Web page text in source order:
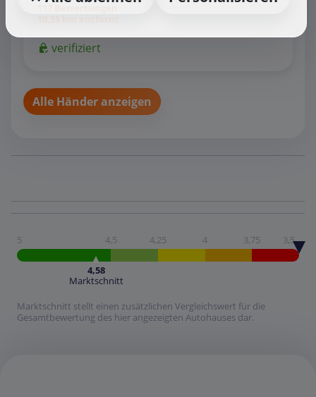
verifiziert
Alle Händer anzeigen
5 4,5 4,25 4 3,75 3,5
4,58
Marktschnitt
Marktschnitt stellt einen zusätzlichen Vergleichswert für die
Gesamtbewertung des hier angezeigten Autohauses dar.